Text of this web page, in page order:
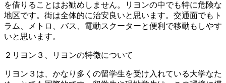
を借りることはお勧めしません。リヨンの中でも特に危険な
地区です。街は全体的に治安良いと思います。交通面でもト
ラム、メトロ、バス、電動スクーターと便利で移動もしやす
いと思います。
２リヨン３、リヨンの特徴について
リヨン３は、かなり多くの留学生を受け入れている大学なた